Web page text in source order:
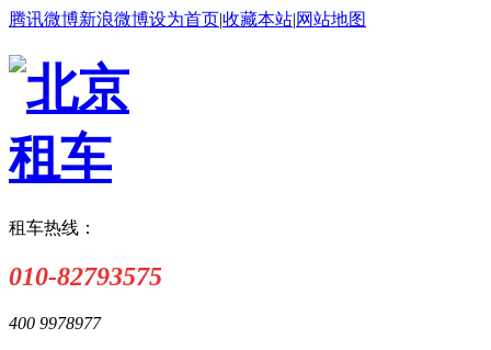
腾讯微博新浪微博设为首页|收藏本站|网站地图
租车热线：
010-82793575
400 9978977